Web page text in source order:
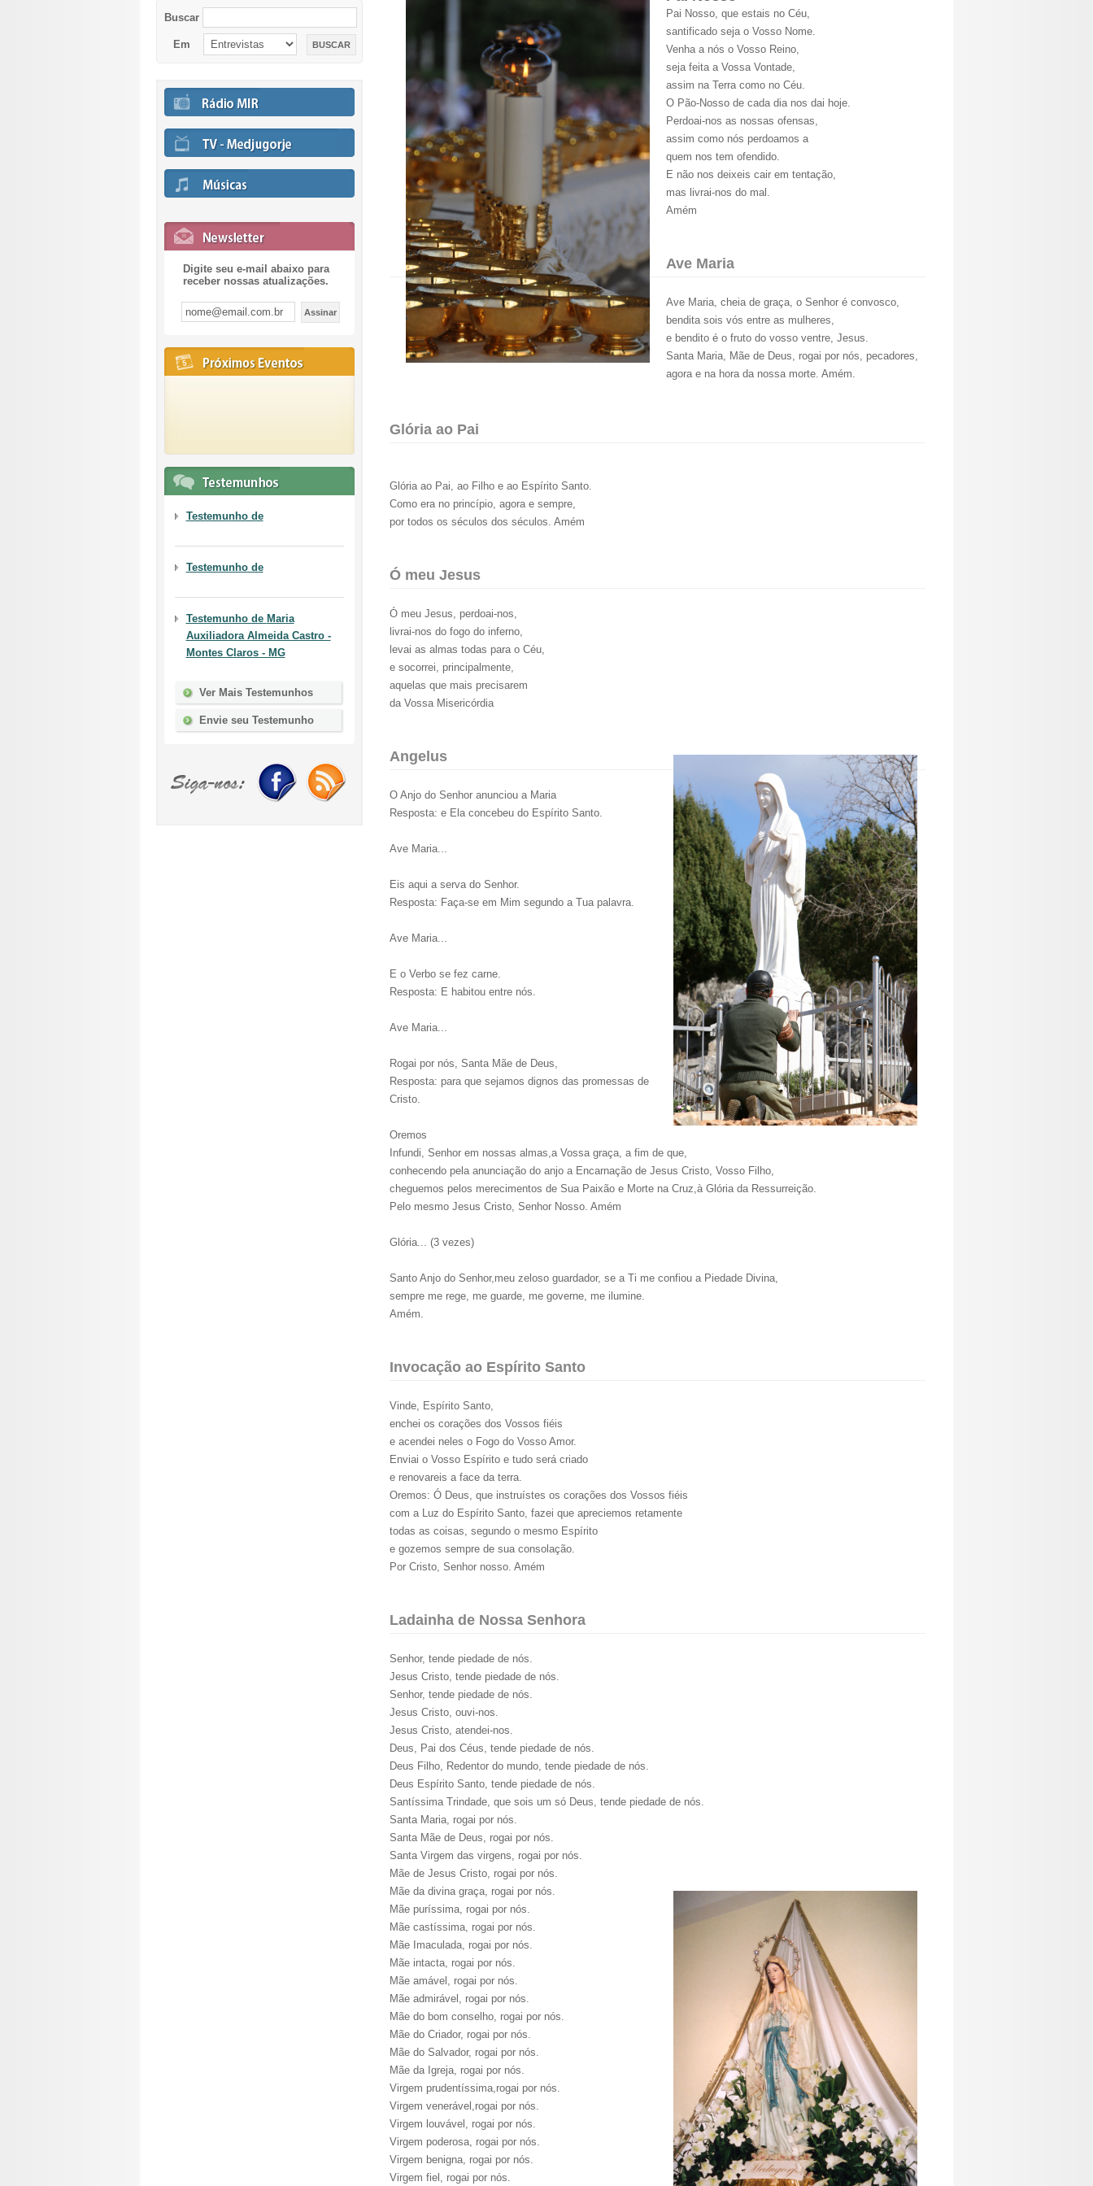
Pai Nosso, que estais no Céu,
santificado seja o Vosso Nome.
Venha a nós o Vosso Reino,
seja feita a Vossa Vontade,
assim na Terra como no Céu.
O Pão-Nosso de cada dia nos dai hoje.
Perdoai-nos as nossas ofensas,
assim como nós perdoamos a
quem nos tem ofendido.
E não nos deixeis cair em tentação,
mas livrai-nos do mal.
Amém
Ave Maria
Ave Maria, cheia de graça, o Senhor é convosco,
bendita sois vós entre as mulheres,
e bendito é o fruto do vosso ventre, Jesus.
Santa Maria, Mãe de Deus, rogai por nós, pecadores,
agora e na hora da nossa morte. Amém.
Glória ao Pai
Glória ao Pai, ao Filho e ao Espírito Santo.
Como era no princípio, agora e sempre,
por todos os séculos dos séculos. Amém
Ó meu Jesus
Ó meu Jesus, perdoai-nos,
livrai-nos do fogo do inferno,
levai as almas todas para o Céu,
e socorrei, principalmente,
aquelas que mais precisarem
da Vossa Misericórdia
Angelus
O Anjo do Senhor anunciou a Maria
Resposta: e Ela concebeu do Espírito Santo.
Ave Maria...
Eis aqui a serva do Senhor.
Resposta: Faça-se em Mim segundo a Tua palavra.
Ave Maria...
E o Verbo se fez carne.
Resposta: E habitou entre nós.
Ave Maria...
Rogai por nós, Santa Mãe de Deus,
Resposta: para que sejamos dignos das promessas de
Cristo.
Oremos
Infundi, Senhor em nossas almas,a Vossa graça, a fim de que,
conhecendo pela anunciação do anjo a Encarnação de Jesus Cristo, Vosso Filho,
cheguemos pelos merecimentos de Sua Paixão e Morte na Cruz,à Glória da Ressurreição.
Pelo mesmo Jesus Cristo, Senhor Nosso. Amém
Glória... (3 vezes)
Santo Anjo do Senhor,meu zeloso guardador, se a Ti me confiou a Piedade Divina,
sempre me rege, me guarde, me governe, me ilumine.
Amém.
Invocação ao Espírito Santo
Vinde, Espírito Santo,
enchei os corações dos Vossos fiéis
e acendei neles o Fogo do Vosso Amor.
Enviai o Vosso Espírito e tudo será criado
e renovareis a face da terra.
Oremos: Ó Deus, que instruístes os corações dos Vossos fiéis
com a Luz do Espírito Santo, fazei que apreciemos retamente
todas as coisas, segundo o mesmo Espírito
e gozemos sempre de sua consolação.
Por Cristo, Senhor nosso. Amém
Ladainha de Nossa Senhora
Senhor, tende piedade de nós.
Jesus Cristo, tende piedade de nós.
Senhor, tende piedade de nós.
Jesus Cristo, ouvi-nos.
Jesus Cristo, atendei-nos.
Deus, Pai dos Céus, tende piedade de nós.
Deus Filho, Redentor do mundo, tende piedade de nós.
Deus Espírito Santo, tende piedade de nós.
Santíssima Trindade, que sois um só Deus, tende piedade de nós.
Santa Maria, rogai por nós.
Santa Mãe de Deus, rogai por nós.
Santa Virgem das virgens, rogai por nós.
Mãe de Jesus Cristo, rogai por nós.
Mãe da divina graça, rogai por nós.
Mãe puríssima, rogai por nós.
Mãe castíssima, rogai por nós.
Mãe Imaculada, rogai por nós.
Mãe intacta, rogai por nós.
Mãe amável, rogai por nós.
Mãe admirável, rogai por nós.
Mãe do bom conselho, rogai por nós.
Mãe do Criador, rogai por nós.
Mãe do Salvador, rogai por nós.
Mãe da Igreja, rogai por nós.
Virgem prudentíssima,rogai por nós.
Virgem venerável,rogai por nós.
Virgem louvável, rogai por nós.
Virgem poderosa, rogai por nós.
Virgem benigna, rogai por nós.
Virgem fiel, rogai por nós.
Buscar
Em
Digite seu e-mail abaixo para
receber nossas atualizações.
Testemunho de
Testemunho de
Testemunho de Maria
Auxiliadora Almeida Castro -
Montes Claros - MG
Ver Mais Testemunhos
Envie seu Testemunho